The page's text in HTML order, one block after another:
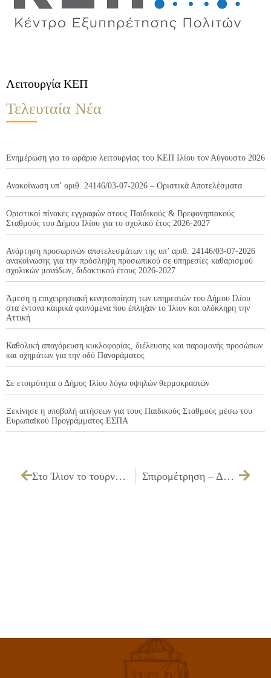
Λειτουργία ΚΕΠ
Τελευταία Νέα
Ενημέρωση για το ωράριο λειτουργίας του ΚΕΠ Ιλίου τον Αύγουστο 2026
Ανακοίνωση υπ’ αριθ. 24146/03-07-2026 – Οριστικά Αποτελέσματα
Οριστικοί πίνακες εγγραφών στους Παιδικούς & Βρεφονηπιακούς
Σταθμούς του Δήμου Ιλίου για το σχολικό έτος 2026-2027
Ανάρτηση προσωρινών αποτελεσμάτων της υπ’ αριθ. 24146/03-07-2026
ανακοίνωσης για την πρόσληψη προσωπικού σε υπηρεσίες καθαρισμού
σχολικών μονάδων, διδακτικού έτους 2026-2027
Άμεση η επιχειρησιακή κινητοποίηση των υπηρεσιών του Δήμου Ιλίου
στα έντονα καιρικά φαινόμενα που έπληξαν το Ίλιον και ολόκληρη την
Αττική
Καθολική απαγόρευση κυκλοφορίας, διέλευσης και παραμονής προσώπων
και οχημάτων για την οδό Πανοράματος
Σε ετοιμότητα ο Δήμος Ιλίου λόγω υψηλών θερμοκρασιών
Ξεκίνησε η υποβολή αιτήσεων για τους Παιδικούς Σταθμούς μέσω του
Ευρωπαϊκού Προγράμματος ΕΣΠΑ
Στο Ίλιον το τουρνουά της ΔΕΗ 3×3 POWER TO THE HOOD by Eurohoops Σπιρομέτρηση – Δωρεάν Διήμερη Δράση Προληπτικής Ιατρικής